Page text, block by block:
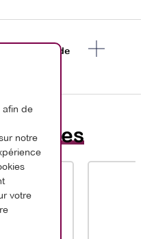
la création de
afin de
notre
votre